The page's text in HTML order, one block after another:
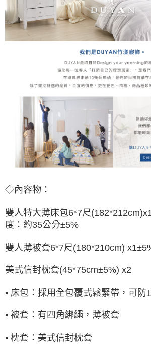
◇內容物：
雙人特大薄床包6*7尺
度：約35公分±5%
雙人薄被套6*7尺(180*210cm) x1
美式信封枕套(45*75cm±5%) x2
▪ 床包：採用全包覆式鬆緊帶，可防
▪ 被套：有四角綁繩，薄被套
▪ 枕套： 美式信封枕套